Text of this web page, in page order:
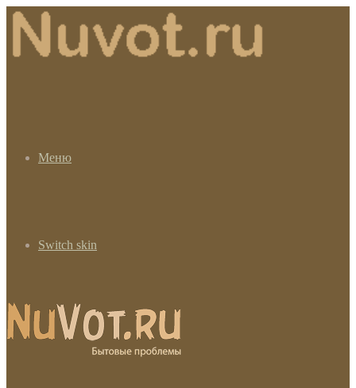
Меню
Switch skin